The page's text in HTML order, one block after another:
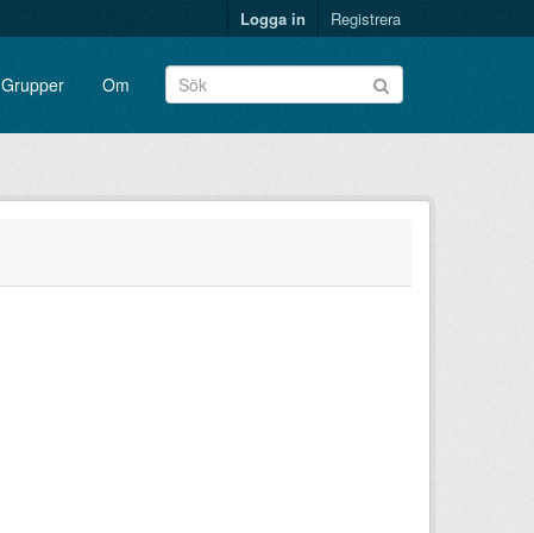
Logga in Registrera
Grupper Om